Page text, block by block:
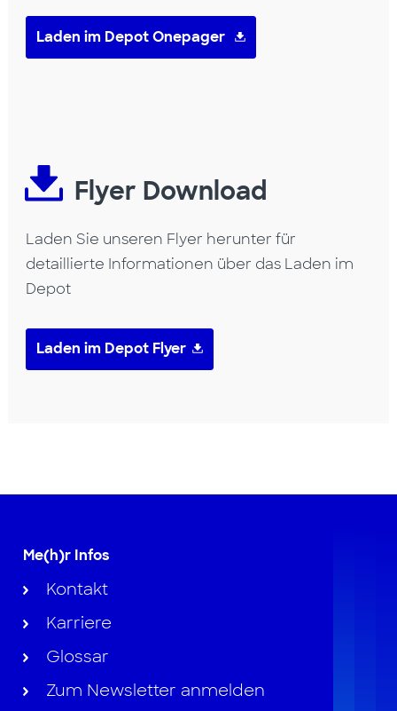
Laden im Depot Onepager
Flyer Download
Laden Sie unseren Flyer herunter für
detaillierte Informationen über das Laden im
Depot
Laden im Depot Flyer
Me(h)r Infos
Kontakt
Karriere
Glossar
Zum Newsletter anmelden